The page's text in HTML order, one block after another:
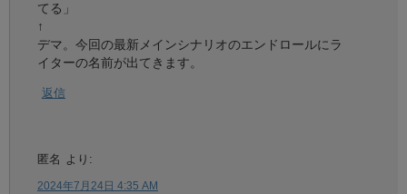
てる」
↑
デマ。今回の最新メインシナリオのエンドロールにラ
イターの名前が出てきます。
返信
匿名 より:
2024年7月24日 4:35 AM